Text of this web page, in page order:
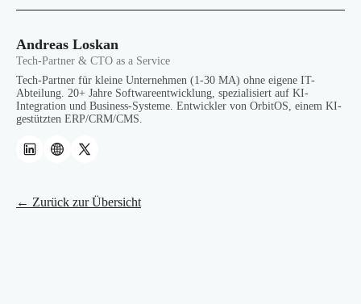
Andreas Loskan
Tech-Partner & CTO as a Service
Tech-Partner für kleine Unternehmen (1-30 MA) ohne eigene IT-
Abteilung. 20+ Jahre Softwareentwicklung, spezialisiert auf KI-
Integration und Business-Systeme. Entwickler von OrbitOS, einem KI-
gestützten ERP/CRM/CMS.
← Zurück zur Übersicht